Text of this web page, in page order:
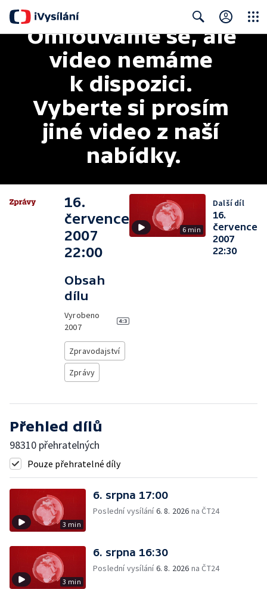
Search
Omlouváme se, ale
video nemáme
k dispozici.
Vyberte si prosím
jiné video z naší
nabídky.
16.
července
2007
22:00
Obsah
dílu
Vyrobeno
2007
Zpravodajství
Zprávy
6 min
Další díl
16.
července
2007
22:30
Přehled dílů
98310 přehratelných
Pouze přehratelné díly
3 min
6. srpna 17:00
Poslední vysílání6. 8. 2026 na ČT24
3 min
6. srpna 16:30
Poslední vysílání6. 8. 2026 na ČT24